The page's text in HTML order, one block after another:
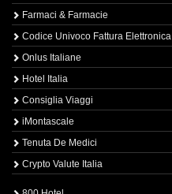
Farmaci & Farmacie
Codice Univoco Fattura Elettronica
Onlus Italiane
Hotel Italia
Consiglia Viaggi
iMontascale
Tenuta De Medici
Crypto Valute Italia